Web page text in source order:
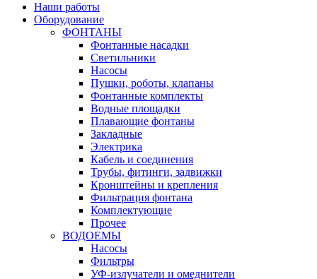
Наши работы
Оборудование
ФОНТАНЫ
Фонтанные насадки
Cветильники
Насосы
Пушки, роботы, клапаны
Фонтанные комплекты
Водные площадки
Плавающие фонтаны
Закладные
Электрика
Кабель и соединения
Трубы, фитинги, задвижки
Кронштейны и крепления
Фильтрация фонтана
Комплектующие
Прочее
ВОДОЕМЫ
Насосы
Фильтры
УФ-излучатели и омеднители